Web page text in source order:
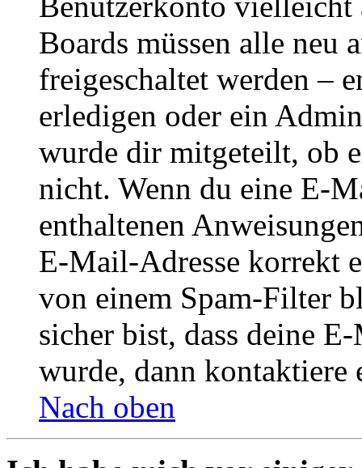
Boards müssen alle neu
freigeschaltet werden –
erledigen oder ein
wurde dir mitgeteilt, ob
nicht. Wenn du eine E-
enthaltenen
E-Mail-Adresse korrekt
von einem Spam-Filter
sicher bist, dass deine
wurde, dann kontaktiere
Nach oben